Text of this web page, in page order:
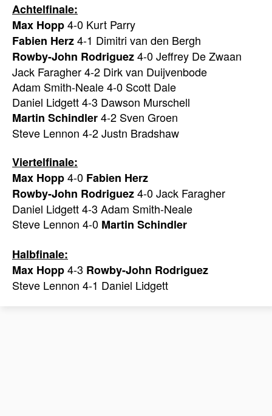
Achtelfinale:
Max Hopp4-0 Kurt Parry
Fabien Herz4-1 Dimitri van den Bergh
Rowby-John Rodriguez4-0 Jeffrey De Zwaan
Jack Faragher 4-2 Dirk van Duijvenbode
Adam Smith-Neale 4-0 Scott Dale
Daniel Lidgett 4-3 Dawson Murschell
Martin Schindler4-2 Sven Groen
Steve Lennon 4-2 Justn Bradshaw
Viertelfinale:
Max Hopp4-0 Fabien Herz
Rowby-John Rodriguez4-0 Jack Faragher
Daniel Lidgett 4-3 Adam Smith-Neale
Steve Lennon 4-0 Martin Schindler
Halbfinale:
Max Hopp4-3 Rowby-John Rodriguez
Steve Lennon 4-1 Daniel Lidgett